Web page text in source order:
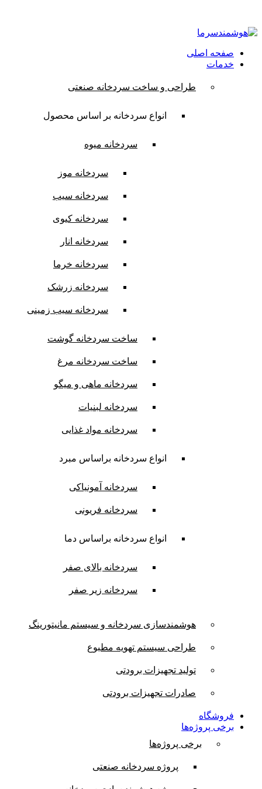
صفحه اصلی
خدمات
طراحی و ساخت سردخانه صنعتی
انواع سردخانه بر اساس محصول
سردخانه میوه
سردخانه موز
سردخانه سیب
سردخانه کیوی
سردخانه انار
سردخانه خرما
سردخانه زرشک
سردخانه سیب زمینی
ساخت سردخانه گوشت
ساخت سردخانه مرغ
سردخانه ماهی و میگو
سردخانه لبنیات
سردخانه مواد غذایی
انواع سردخانه براساس مبرد
سردخانه آمونیاکی
سردخانه فریونی
انواع سردخانه براساس دما
سردخانه بالای صفر
سردخانه زیر صفر
هوشمندسازی سردخانه و سیستم مانیتورینگ
طراحی سیستم تهویه مطبوع
تولید تجهیزات برودتی
صادرات تجهیزات برودتی
فروشگاه
برخی پروژه‌ها
برخی پروژه‌ها
پروژه سردخانه صنعتی